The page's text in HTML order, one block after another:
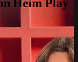
Heim Play